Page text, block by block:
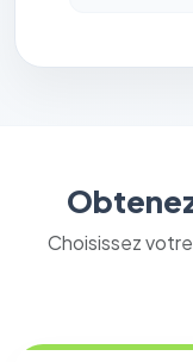
Choisissez